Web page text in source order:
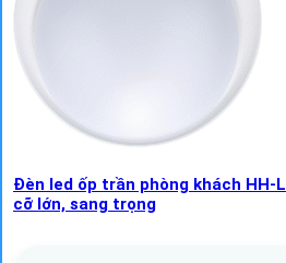
Đèn led ốp trần phòng khách HH-
cỡ lớn, sang trọng